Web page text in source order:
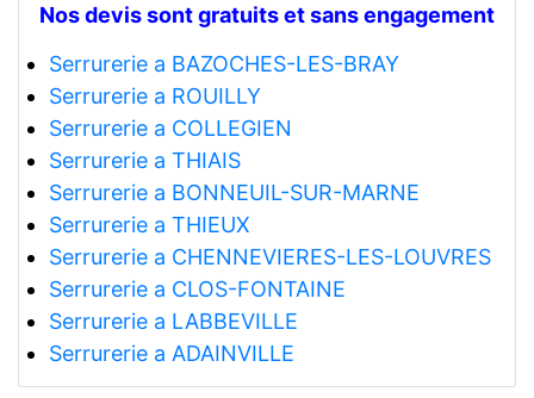
Nos devis sont gratuits et sans engagement
Serrurerie a BAZOCHES-LES-BRAY
Serrurerie a ROUILLY
Serrurerie a COLLEGIEN
Serrurerie a THIAIS
Serrurerie a BONNEUIL-SUR-MARNE
Serrurerie a THIEUX
Serrurerie a CHENNEVIERES-LES-LOUVRES
Serrurerie a CLOS-FONTAINE
Serrurerie a LABBEVILLE
Serrurerie a ADAINVILLE